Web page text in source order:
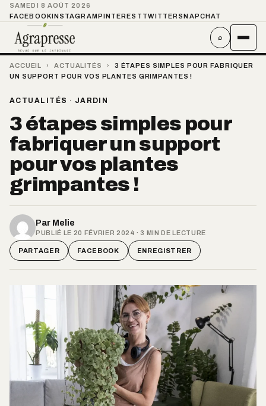
SAMEDI 8 AOÛT 2026
FACEBOOKINSTAGRAMPINTEREST TWITTER SNAPCHAT
⌕
ACCUEIL › ACTUALITÉS ›
3 ÉTAPES SIMPLES POUR FABRIQUER
UN SUPPORT POUR VOS PLANTES GRIMPANTES !
ACTUALITÉS · JARDIN
3 étapes simples pour
fabriquer un support
pour vos plantes
grimpantes !
Par Melie
PUBLIÉ LE 20 FÉVRIER 2024 · 3 MIN DE LECTURE
PARTAGER FACEBOOK ENREGISTRER